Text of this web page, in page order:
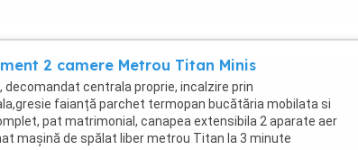
2 camere Metrou Titan Minis
decomandat centrala proprie, incalzire prin
faianță parchet termopan bucătăria mobilata si
pat matrimonial, canapea extensibila 2 aparate aer
mașină de spălat liber metrou Titan la 3 minute